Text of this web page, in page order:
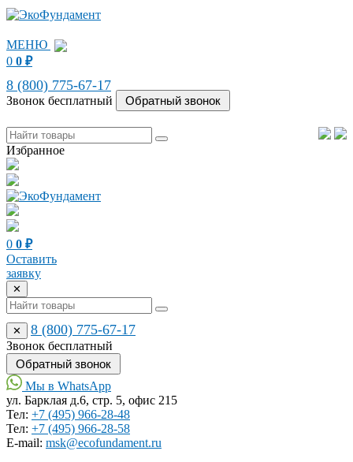
МЕНЮ
0 0 ₽
8 (800) 775-67-17
Звонок бесплатный
Избранное
0 0 ₽
Оставить
заявку
✕
✕ 8 (800) 775-67-17
Звонок бесплатный
Мы в WhatsApp
ул. Барклая д.6, стр. 5, офис 215
Тел: +7 (495) 966-28-48
Тел: +7 (495) 966-28-58
Е-mail: msk@ecofundament.ru